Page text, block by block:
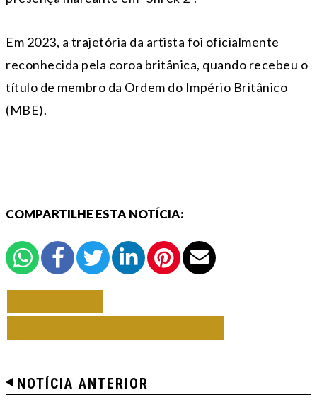
Em 2023, a trajetória da artista foi oficialmente
reconhecida pela coroa britânica, quando recebeu o
título de membro da Ordem do Império Britânico
(MBE).
COMPARTILHE ESTA NOTÍCIA:
NOTÍCIA ANTERIOR